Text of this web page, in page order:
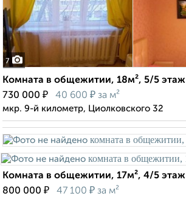
7
Комната в общежитии, 18м², 5/5 этаж
730 000 ₽ 40 600 ₽ за м²
мкр. 9-й километр, Циолковского 32
Комната в общежитии, 17м², 4/5 этаж
800 000 ₽ 47 100 ₽ за м²